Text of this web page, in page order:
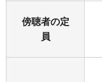
傍聴者の定
員